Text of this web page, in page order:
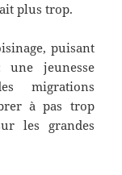
plus trop.
puisant
une jeunesse
migrations
à pas trop
les grandes